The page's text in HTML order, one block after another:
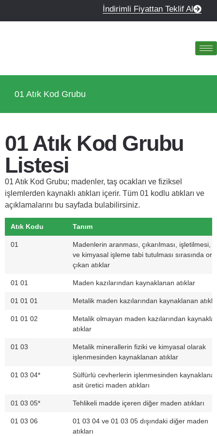
İndirimli Fiyattan Teklif Al
01 Atık Kod Grubu
01 Atık Kod Grubu
Listesi
01 Atık Kod Grubu; madenler, taş ocakları ve fiziksel
işlemlerden kaynaklı atıkları içerir. Tüm 01 kodlu atıkları ve
açıklamalarını bu sayfada bulabilirsiniz.
Atık Kodu Tanım
01
Madenlerin aranması, çıkarılması, işletilmesi,
ve kimyasal işleme tabi tutulması sırasında
çıkan atıklar
01 01 Maden kazılarından kaynaklanan atıklar
01 01 01 Metalik maden kazılarından kaynaklanan
01 01 02
Metalik olmayan maden kazılarından
atıklar
01 03
Metalik minerallerin fiziki ve kimyasal olarak
işlenmesinden kaynaklanan atıklar
01 03 04*
Sülfürlü cevherlerin işlenmesinden
asit üretici maden atıkları
01 03 05* Tehlikeli madde içeren diğer maden atıkları
01 03 06
01 03 04 ve 01 03 05 dışındaki diğer maden
atıkları